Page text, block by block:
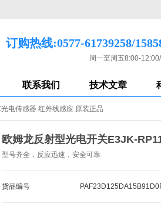
线:0577-61739258/
周一至周五8:00-
联系我们 技术文章
电传感器 红外线感应 原装正品
欧姆龙反射型光电开关E3JK-
型号齐全，反应迅速，安全可靠
货品编号